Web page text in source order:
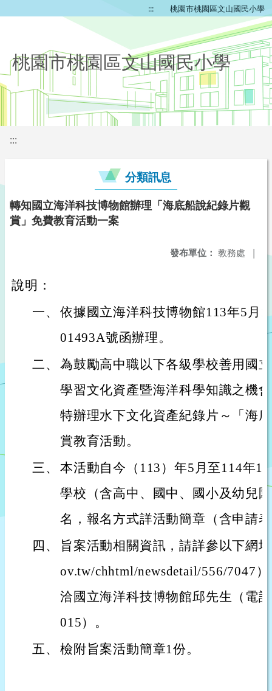
::: 桃園市桃園區文山國民小學
桃園市桃園區文山國民小學
:::
分類訊息
轉知國立海洋科技博物館辦理「海底船說紀錄片觀
賞」免費教育活動一案
發布單位： 教務處 |
說明：
一、 依據國立海洋科技博物館113年5月
01493A號函辦理。
二、 為鼓勵高中職以下各級學校善用國
學習文化資產暨海洋科學知識之機
特辦理水下文化資產紀錄片～「海
賞教育活動。
三、 本活動自今（113）年5月至114年
學校（含高中、國中、國小及幼兒
名，報名方式詳活動簡章（含申請
四、
旨案活動相關資訊，請詳參以下網
ov.tw/chhtml/newsdetail/556/7047
洽國立海洋科技博物館邱先生（電
015）。
五、 檢附旨案活動簡章1份。